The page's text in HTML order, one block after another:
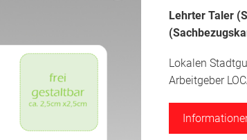
Lehrter Taler
Lokalen
Arbeitgeber